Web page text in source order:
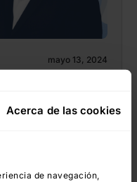
Acerca de las cookies
de navegación,
mayo 13, 2024
funcionan